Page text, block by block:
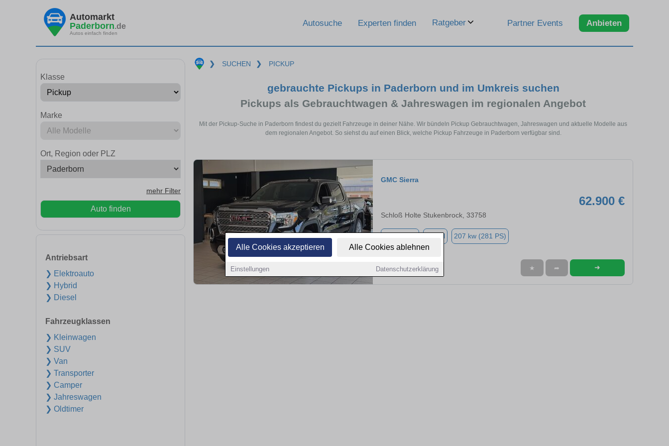
Alle Cookies akzeptieren Alle Cookies ablehnen
Einstellungen Datenschutzerklärung
Automarkt
Paderborn.de
Autos einfach finden
Autosuche Experten finden Ratgeber Partner Events Anbieten
Klasse
Marke
Ort, Region oder PLZ
mehr Filter
Auto finden
Antriebsart
❯ Elektroauto
❯ Hybrid
❯ Diesel
Fahrzeugklassen
❯ Kleinwagen
❯ SUV
❯ Van
❯ Transporter
❯ Camper
❯ Jahreswagen
❯ Oldtimer
❯ SUCHEN ❯ PICKUP
gebrauchte Pickups in Paderborn und im Umkreis suchen
Pickups als Gebrauchtwagen & Jahreswagen im regionalen Angebot
Mit der Pickup-Suche in Paderborn findest du gezielt Fahrzeuge in deiner Nähe. Wir bündeln Pickup Gebrauchtwagen, Jahreswagen und aktuelle Modelle aus
dem regionalen Angebot. So siehst du auf einen Blick, welche Pickup Fahrzeuge in Paderborn verfügbar sind.
GMC Sierra
62.900 €
Schloß Holte Stukenbrock, 33758
Diesel 207 kw (281 PS)
★ ➦ ➜